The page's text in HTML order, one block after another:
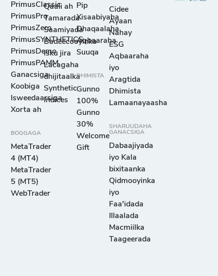
PrimusClassic
PrimusPro
PrimusZero
PrimusSYNTHETICS
PrimusDemo
PrimusPAMM
Ganacsiga
Koobiga
Isweedaarsiga
Xorta ah
BOGGAGA
MetaTrader
4 (MT4)
MetaTrader
5 (MT5)
WebTrader
Qaali ah
Tamarada
Saamiyada
Badeecooyinka
isku jira
Lacagaha
dhijitaalka
Synthetic
Indices
Pip
Xisaabiyaha
Dhaqaalaha
Aqbaaraha
Suuqa
DHIMISTA
Gunno
100%
Gunno
30%
Welcome
Gift
Cidee
Ayaan
Nahay
ESG
Aqbaaraha
iyo
Aragtida
Dhimista
Lamaanayaasha
SHARUUDAHA
GANACSIGA
Dabaajiyada
iyo Kala
bixitaanka
Qidmooyinka
iyo
Faa'idada
Illaalada
Macmiilka
Taageerada